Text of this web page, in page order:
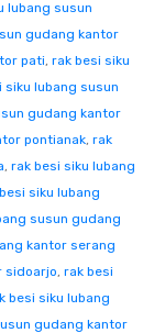
lubang susun
gudang kantor
pati, rak besi siku
siku lubang susun
gudang kantor
pontianak, rak
, rak besi siku lubang
siku lubang
susun gudang
kantor serang
sidoarjo, rak besi
besi siku lubang
gudang kantor